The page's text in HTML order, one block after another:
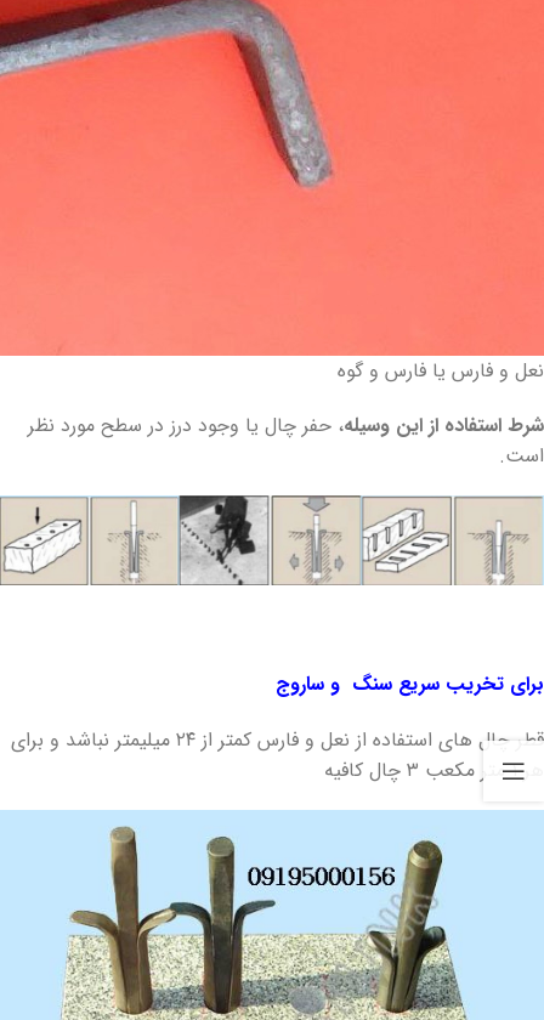
نعل و فارس یا فارس و گوه
شرط استفاده از این وسیله، حفر چال یا وجود درز در سطح مورد نظر
است.
برای تخریب سریع سنگ و ساروج
قطر چال های استفاده از نعل و فارس کمتر از ۲۴ میلیمتر نباشد و برای
هر ۱ متر مکعب ۳ چال کافیه